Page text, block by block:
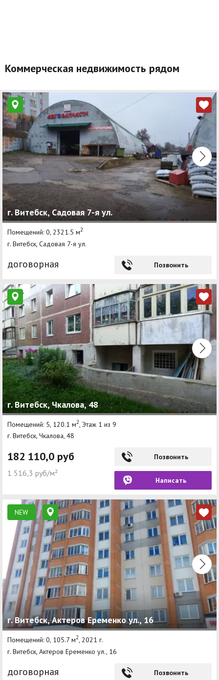
Коммерческая недвижимость рядом
г. Витебск, Садовая 7-я ул.
Помещений: 0, 2321.5 м2
г. Витебск, Садовая 7-я ул.
договорная Позвонить
г. Витебск, Чкалова, 48
Помещений: 5, 120.1 м2 , Этаж 1 из 9
г. Витебск, Чкалова, 48
182 110,0 руб
1 516,3 руб/м²
Позвонить
Написать
NEW
г. Витебск, Актеров Еременко ул., 16
Помещений: 0, 105.7 м2, 2021 г.
г. Витебск, Актеров Еременко ул., 16
договорная Позвонить